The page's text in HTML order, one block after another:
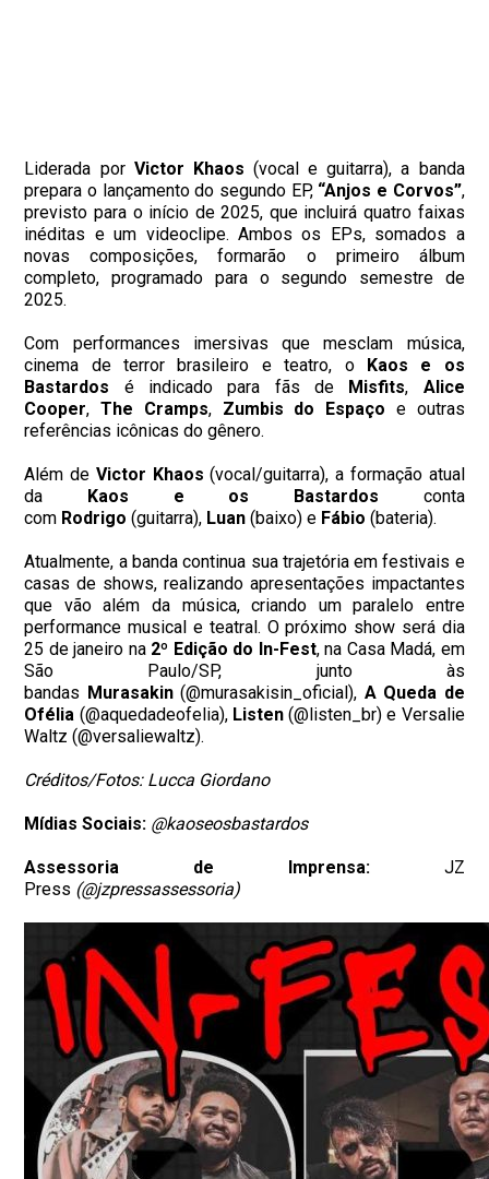
Liderada por Victor Khaos (vocal e guitarra), a banda
prepara o lançamento do segundo EP, “Anjos e Corvos”,
previsto para o início de 2025, que incluirá quatro faixas
inéditas e um videoclipe. Ambos os EPs, somados a
novas composições, formarão o primeiro álbum
completo, programado para o segundo semestre de
2025.
Com performances imersivas que mesclam música,
cinema de terror brasileiro e teatro, o Kaos e os
Bastardos é indicado para fãs de Misfits, Alice
Cooper,The Cramps, Zumbis do Espaço e outras
referências icônicas do gênero.
Além de Victor Khaos (vocal/guitarra), a formação atual
da Kaos e os Bastardos conta
com Rodrigo (guitarra), Luan (baixo) e Fábio (bateria).
Atualmente, a banda continua sua trajetória em festivais e
casas de shows, realizando apresentações impactantes
que vão além da música, criando um paralelo entre
performance musical e teatral. O próximo show será dia
25 de janeiro na 2º Edição do In-Fest, na Casa Madá, em
São Paulo/SP, junto às
bandas Murasakin(@murasakisin_oficial), A Queda de
Ofélia (@aquedadeofelia), Listen(@listen_br) e Versalie
Waltz (@versaliewaltz).
Créditos/Fotos: Lucca Giordano
Mídias Sociais: @kaoseosbastardos
Assessoria de Imprensa:JZ
Press (@jzpressassessoria)